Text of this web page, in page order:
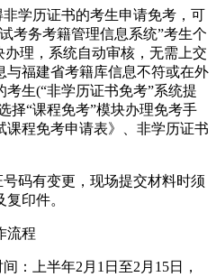
学历证书的考生申请免考，可
考务考籍管理信息系统”考生个
办理，系统自动审核，无需上交
与福建省考籍库信息不符或在外
生(“非学历证书免考”系统提
择“课程免考”模块办理免考手
程免考申请表》、非学历证书
码有变更，现场提交材料时须
印件。
流程
上半年2月1日至2月15日，